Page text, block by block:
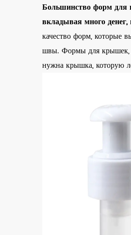
Большинство форм для
вкладывая много
качество форм, которые
швы. Формы для крышек,
нужна крышка, которую